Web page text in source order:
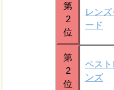
第
2
位
レンズ
ード
第
2
位
ベスト
ンズ